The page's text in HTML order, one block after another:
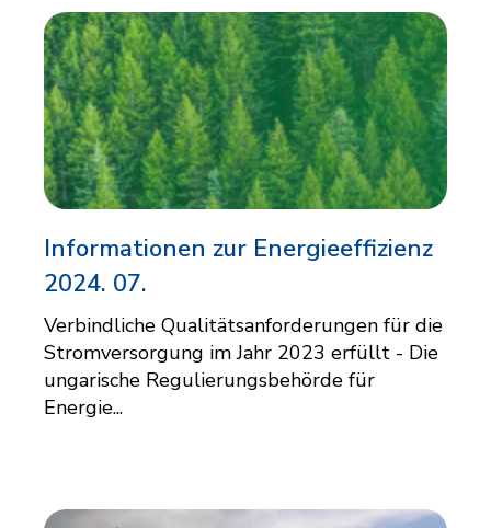
Informationen zur Energieeffizienz
2024. 07.
Verbindliche Qualitätsanforderungen für die
Stromversorgung im Jahr 2023 erfüllt - Die
ungarische Regulierungsbehörde für
Energie...